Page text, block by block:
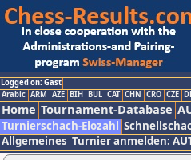
Logged on: Gast
Arabic ARM AZE BIH BUL CAT CHN CRO CZE
Home Tournament-Database
Turnierschach-Elozahl
Allgemeines Turnier anmelden: